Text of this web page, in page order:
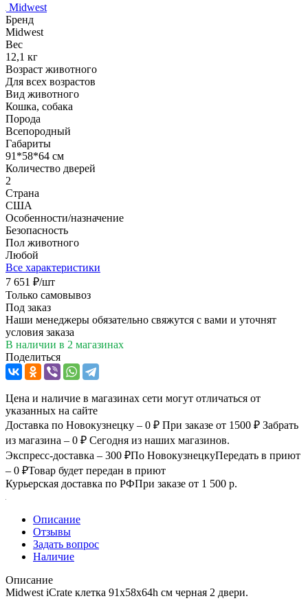
Midwest
Бренд
Midwest
Вес
12,1 кг
Возраст животного
Для всех возрастов
Вид животного
Кошка, собака
Порода
Всепородный
Габариты
91*58*64 см
Количество дверей
2
Страна
США
Особенности/назначение
Безопасность
Пол животного
Любой
Все характеристики
7 651 ₽/шт
Только самовывоз
Под заказ
Наши менеджеры обязательно свяжутся с вами и уточнят
условия заказа
В наличии в 2 магазинах
Поделиться
Цена и наличие в магазинах сети могут отличаться от
указанных на сайте
Доставка по Новокузнецку – 0 ₽ При заказе от 1500 ₽ Забрать
из магазина – 0 ₽ Сегодня из наших магазинов.
Экспресс-доставка – 300 ₽По НовокузнецкуПередать в приют
– 0 ₽Товар будет передан в приют
Курьерская доставка по РФПри заказе от 1 500 р.
Описание
Отзывы
Задать вопрос
Наличие
Описание
Midwest iCrate клетка 91х58х64h см черная 2 двери.